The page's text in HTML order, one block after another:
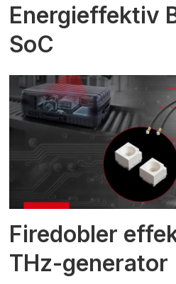
Energieffektiv
SoC
Firedobler
THz-generator